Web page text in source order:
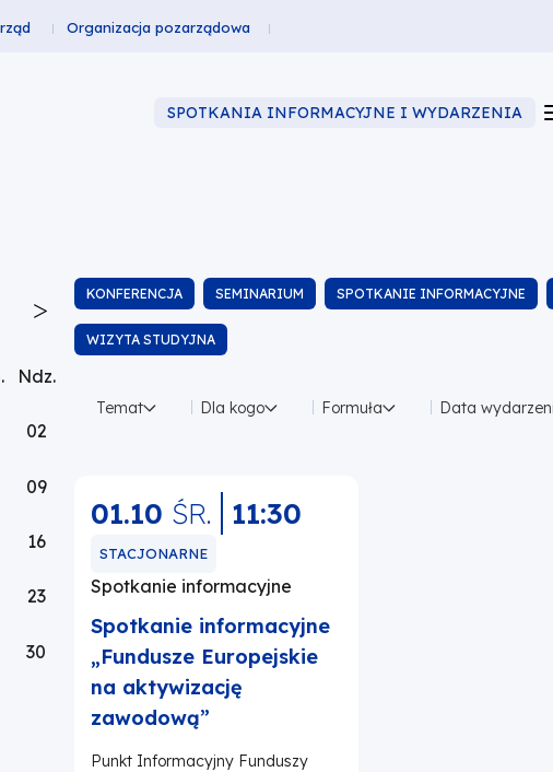
Organizacja pozarządowa
SPOTKANIA INFORMACYJNE I WYDARZENIA
Następny
miesiąc
Ndz.
02
09
16
23
30
Typ
KONFERENCJA SEMINARIUM SPOTKANIE INFORMACYJNE
WIZYTA STUDYJNA
Temat Dla kogo Formuła Data
01.10 ŚR. 11:30
STACJONARNE
Spotkanie informacyjne
Spotkanie informacyjne
„Fundusze Europejskie
na aktywizację
zawodową”
Punkt Informacyjny Funduszy